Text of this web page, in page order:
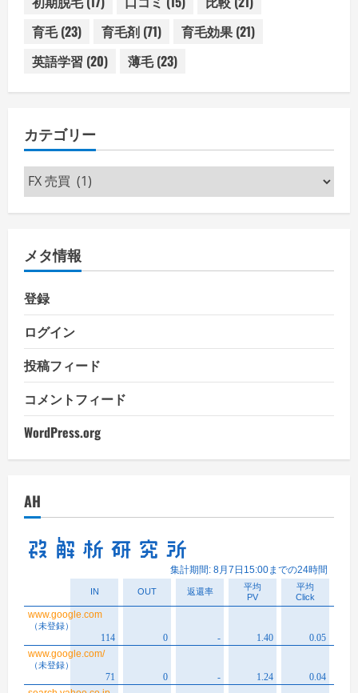
育毛(23) 育毛剤 (71) 育毛効果 (21)
英語学習 (20) 薄毛(23)
カテゴリー
カ
テ
ー
メタ情報
登録
ログイン
投稿フィード
コメントフィード
WordPress.org
AH